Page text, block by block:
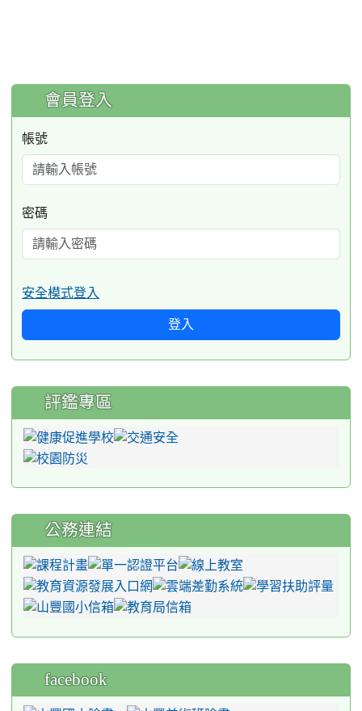
:::
會員登入
帳號
密碼
安全模式登入
登入
評鑑專區
公務連結
facebook